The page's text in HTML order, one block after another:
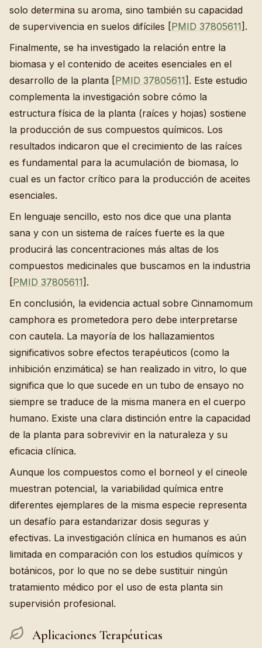
solo determina su aroma, sino también su capacidad
de supervivencia en suelos difíciles [PMID 37805611].
Finalmente, se ha investigado la relación entre la
biomasa y el contenido de aceites esenciales en el
desarrollo de la planta [PMID 37805611]. Este estudio
complementa la investigación sobre cómo la
estructura física de la planta (raíces y hojas) sostiene
la producción de sus compuestos químicos. Los
resultados indicaron que el crecimiento de las raíces
es fundamental para la acumulación de biomasa, lo
cual es un factor crítico para la producción de aceites
esenciales.
En lenguaje sencillo, esto nos dice que una planta
sana y con un sistema de raíces fuerte es la que
producirá las concentraciones más altas de los
compuestos medicinales que buscamos en la industria
[PMID 37805611].
En conclusión, la evidencia actual sobre Cinnamomum
camphora es prometedora pero debe interpretarse
con cautela. La mayoría de los hallazamientos
significativos sobre efectos terapéuticos (como la
inhibición enzimática) se han realizado in vitro, lo que
significa que lo que sucede en un tubo de ensayo no
siempre se traduce de la misma manera en el cuerpo
humano. Existe una clara distinción entre la capacidad
de la planta para sobrevivir en la naturaleza y su
eficacia clínica.
Aunque los compuestos como el borneol y el cineole
muestran potencial, la variabilidad química entre
diferentes ejemplares de la misma especie representa
un desafío para estandarizar dosis seguras y
efectivas. La investigación clínica en humanos es aún
limitada en comparación con los estudios químicos y
botánicos, por lo que no se debe sustituir ningún
tratamiento médico por el uso de esta planta sin
supervisión profesional.
Aplicaciones Terapéuticas